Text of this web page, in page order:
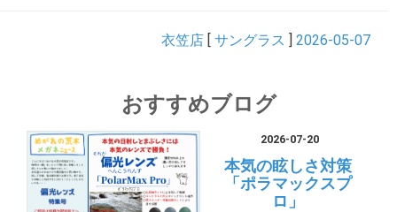
衣笠店 [ サングラス ] 2026-05-07
おすすめブログ
2026-07-20
本気の眩しさ対策
「ポラマックスプ
ロ」